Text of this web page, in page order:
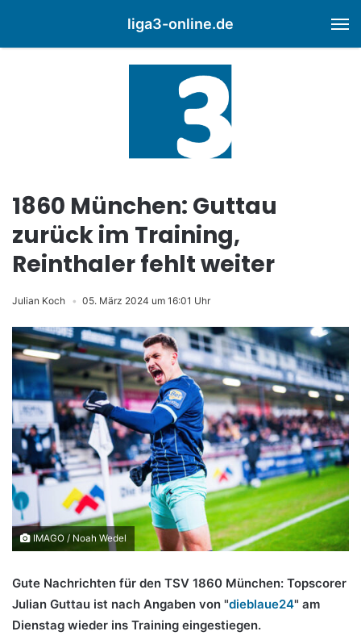
liga3-online.de
1860 München: Guttau
zurück im Training,
Reinthaler fehlt weiter
Julian Koch 05. März 2024 um 16:01 Uhr
IMAGO / Noah Wedel
Gute Nachrichten für den TSV 1860 München: Topscorer
Julian Guttau ist nach Angaben von "dieblaue24" am
Dienstag wieder ins Training eingestiegen.